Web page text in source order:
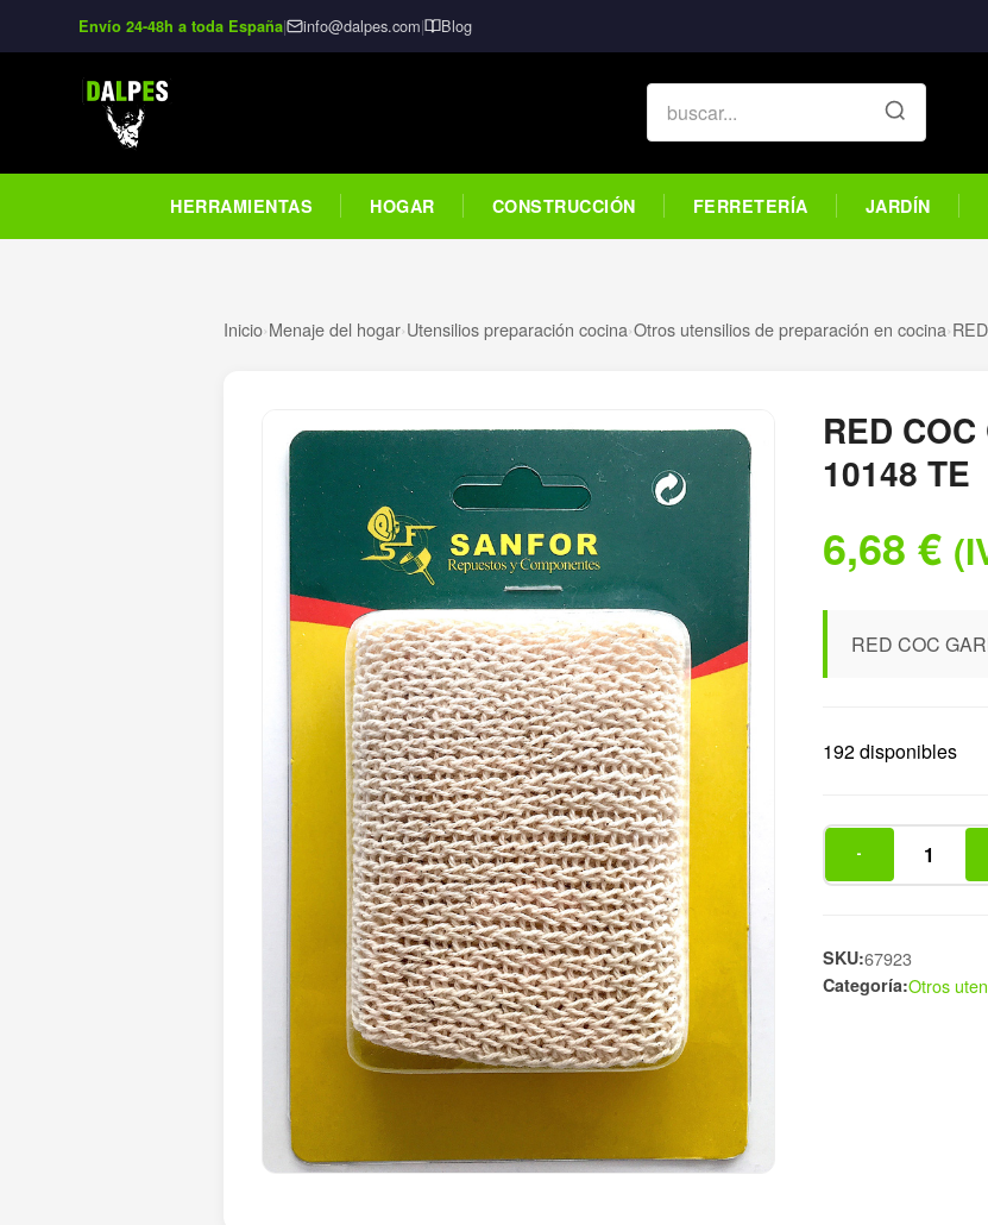
Envío 24-48h a toda España| info@dalpes.com| Blog
HERRAMIENTAS HOGAR CONSTRUCCIÓN FERRETERÍA JARDÍN
Inicio›Menaje del hogar›Utensilios preparación cocina›Otros utensilios de preparación en cocina›
RED
10148 TE
6,68 €
RED COC
192 disponibles
2KG
10148
-
SKU:67923
Categoría:Otros